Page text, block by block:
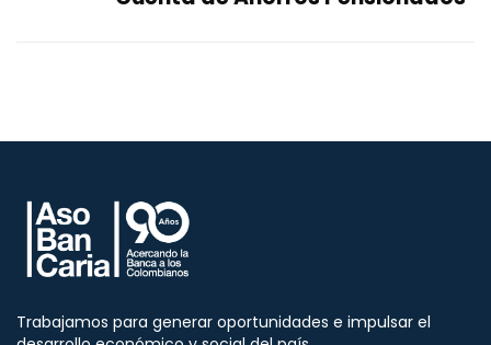
Trabajamos para generar oportunidades e impulsar el